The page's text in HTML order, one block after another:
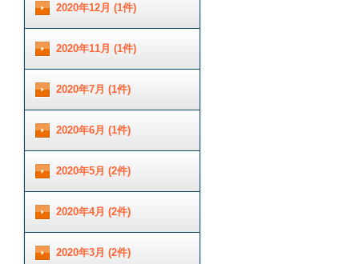
2020年12月 (1件)
2020年11月 (1件)
2020年7月 (1件)
2020年6月 (1件)
2020年5月 (2件)
2020年4月 (2件)
2020年3月 (2件)